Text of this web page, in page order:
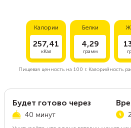
Калории
257,41
кКал
Белки
4,29
грамм
Пищевая ценность на 100 г.Калорийность
Будет готово через
40 минут